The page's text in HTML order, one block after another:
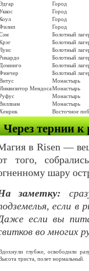
Город
Город
Город
Город
Болотный
Болотный
Болотный
Болотный
Доминго
Болотный
Болотный
Монастырь
МендосаМонастырь
Монастырь
Монастырь
Восточное
Через тернии к
в Risen —
того,
шару
заметку:
если в
если вы
во многих
глубже, освободили
триста, полет нормальный.